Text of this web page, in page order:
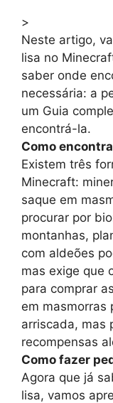
>
Neste artigo,
lisa no
saber onde
necessária: a
um Guia
encontrá-la.
Como
Existem três
Minecraft:
saque em
procurar por
montanhas,
com aldeões
mas exige que
para comprar
em masmorras
arriscada, mas
recompensas
Como fazer
Agora que já
lisa, vamos